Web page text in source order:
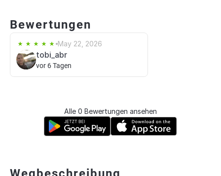
Bewertungen
May 22, 2026
tobi_abr
vor 6 Tagen
Alle 0 Bewertungen ansehen